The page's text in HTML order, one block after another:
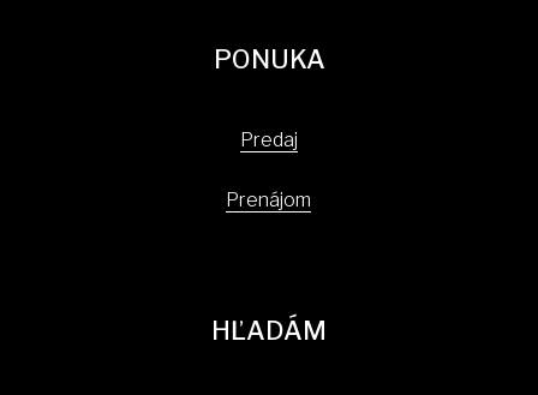
PONUKA
Predaj
Prenájom
HĽADÁM